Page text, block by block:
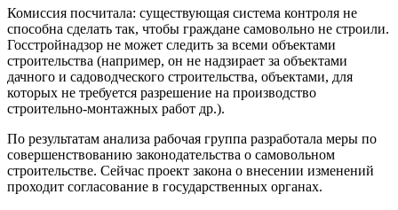
Комиссия посчитала: существующая система контроля не
способна сделать так, чтобы граждане самовольно не строили.
Госстройнадзор не может следить за всеми объектами
строительства (например, он не надзирает за объектами
дачного и садоводческого строительства, объектами, для
которых не требуется разрешение на производство
строительно-монтажных работ др.).
По результатам анализа рабочая группа разработала меры по
совершенствованию законодательства о самовольном
строительстве. Сейчас проект закона о внесении изменений
проходит согласование в государственных органах.